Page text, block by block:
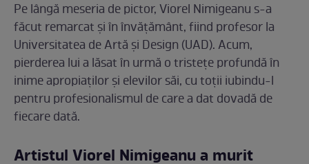
Pe lângă meseria de pictor, Viorel Nimigeanu s-a
făcut remarcat și în învățământ, fiind profesor la
Universitatea de Artă și Design (UAD). Acum,
pierderea lui a lăsat în urmă o tristețe profundă în
inime apropiaților și elevilor săi, cu toții iubindu-l
pentru profesionalismul de care a dat dovadă de
fiecare dată.
Artistul Viorel Nimigeanu a murit